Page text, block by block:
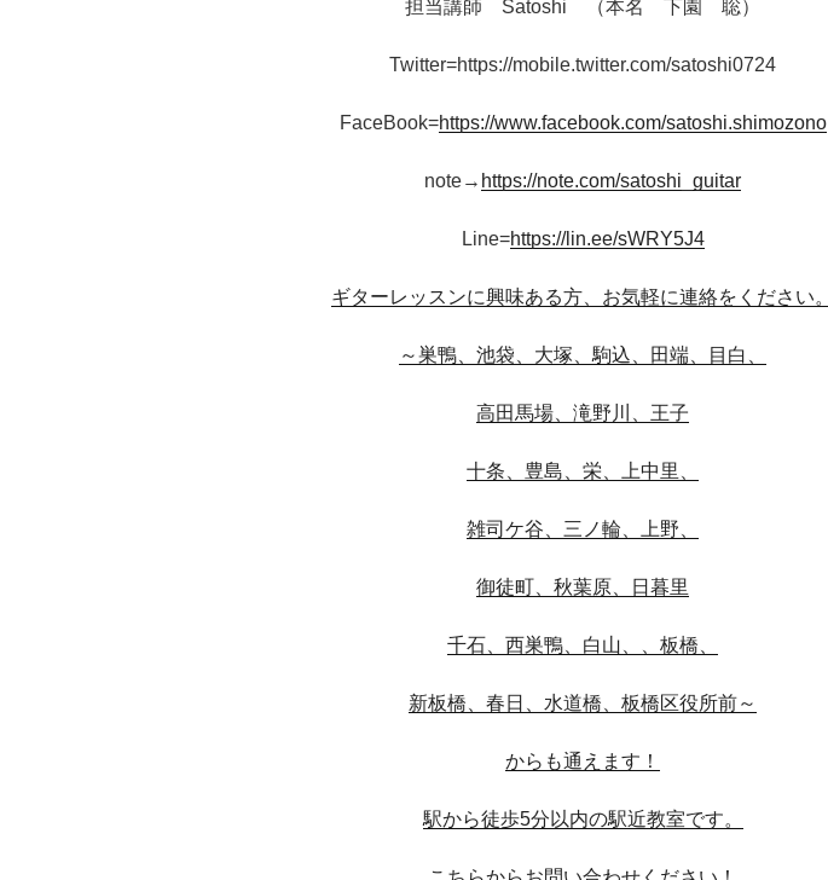
担当講師 Satoshi （本名 下園 聡）
Twitter=https://mobile.twitter.com/satoshi0724
FaceBook=https://www.facebook.com/satoshi.shimozono
note→ https://note.com/satoshi_guitar
Line=https://lin.ee/sWRY5J4
ギターレッスンに興味ある方、お気軽に連絡をください。
～巣鴨、池袋、大塚、駒込、田端、目白、
高田馬場、滝野川、王子
十条、豊島、栄、上中里、
雑司ケ谷、三ノ輪、上野、
御徒町、秋葉原、日暮里
千石、西巣鴨、白山、、板橋、
新板橋、春日、水道橋、板橋区役所前～
からも通えます！
駅から徒歩5分以内の駅近教室です。